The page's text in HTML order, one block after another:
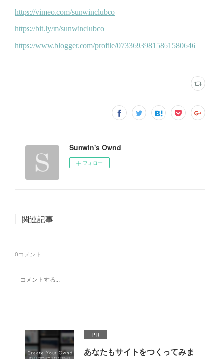
Sunwin's Ownd
フォロー
関連記事
0コメント
PR
あなたもサイトをつくってみま